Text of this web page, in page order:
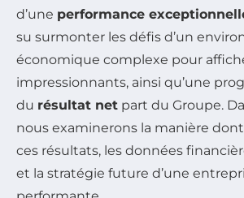
d’une performance
su surmonter les défis d’un
économique complexe pour
impressionnants, ainsi qu’une
du résultat net part du Groupe.
nous examinerons la manière
ces résultats, les données
et la stratégie future d’une